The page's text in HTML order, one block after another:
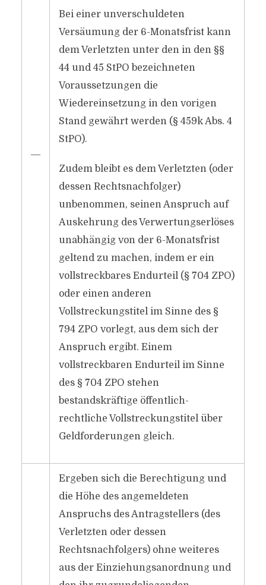
―
Bei einer unverschuldeten
Versäumung der 6-Monatsfrist kann
dem Verletzten unter den in den §§
44 und 45 StPO bezeichneten
Voraussetzungen die
Wiedereinsetzung in den vorigen
Stand gewährt werden (§ 459k Abs. 4
StPO).
Zudem bleibt es dem Verletzten (oder
dessen Rechtsnachfolger)
unbenommen, seinen Anspruch auf
Auskehrung des Verwertungserlöses
unabhängig von der 6-Monatsfrist
geltend zu machen, indem er ein
vollstreckbares Endurteil (§ 704 ZPO)
oder einen anderen
Vollstreckungstitel im Sinne des §
794 ZPO vorlegt, aus dem sich der
Anspruch ergibt. Einem
vollstreckbaren Endurteil im Sinne
des § 704 ZPO stehen
bestandskräftige öffentlich-
rechtliche Vollstreckungstitel über
Geldforderungen gleich.
Ergeben sich die Berechtigung und
die Höhe des angemeldeten
Anspruchs des Antragstellers (des
Verletzten oder dessen
Rechtsnachfolgers) ohne weiteres
aus der Einziehungsanordnung und